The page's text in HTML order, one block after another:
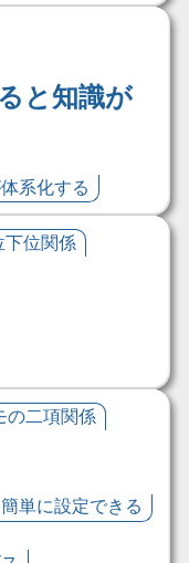
と知識が
系化する
下位関係
の二項関係
単に設定できる